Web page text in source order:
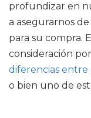
profundizar en
a asegurarnos
para su compra.
consideración
diferencias entre
o bien uno de